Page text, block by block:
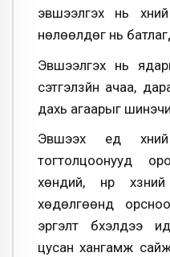
эвшээлгэх нь
нөлөөлдөг нь
Эвшээлгэх нь
сэтгэлзүйн ачаа,
дахь агаарыг
Эвшээх үед
тогтолцоонууд
хөндий, нүүр
хөдөлгөөнд
эргэлт бүхэлдээ
цусан хангамж